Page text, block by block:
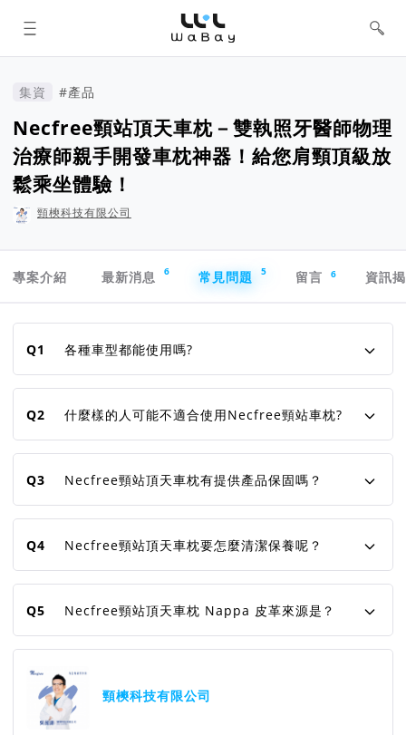
WaBay 挖貝 | 台灣最值得信賴的群眾
集資 / 群眾募資平台
集資 #產品
Necfree頸站頂天車枕－雙執照牙醫師物理
治療師親手開發車枕神器！給您肩頸頂級放
鬆乘坐體驗！
頸樉科技有限公司
專案介紹
最新消息 6 常見問題 5 留言 6 資訊
Q1
各種車型都能使用嗎?
Q2 什麼樣的人可能不適合使用Necfree頸站車枕?
Q3 Necfree頸站頂天車枕有提供產品保固嗎？
Q4 Necfree頸站頂天車枕要怎麼清潔保養呢？
Q5 Necfree頸站頂天車枕 Nappa 皮革來源是？
頸樉科技有限公司